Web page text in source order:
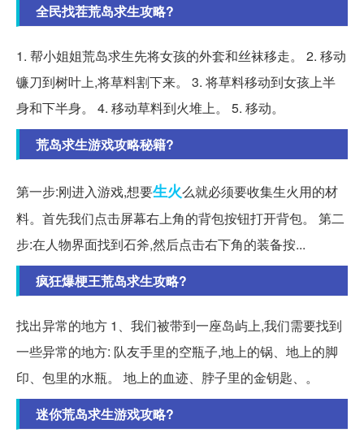
全民找茬荒岛求生攻略?
1. 帮小姐姐荒岛求生先将女孩的外套和丝袜移走。 2. 移动
镰刀到树叶上,将草料割下来。 3. 将草料移动到女孩上半
身和下半身。 4. 移动草料到火堆上。 5. 移动。
荒岛求生游戏攻略秘籍?
第一步:刚进入游戏,想要生火么就必须要收集生火用的材
料。首先我们点击屏幕右上角的背包按钮打开背包。 第二
步:在人物界面找到石斧,然后点击右下角的装备按...
疯狂爆梗王荒岛求生攻略?
找出异常的地方 1、我们被带到一座岛屿上,我们需要找到
一些异常的地方: 队友手里的空瓶子,地上的锅、地上的脚
印、包里的水瓶。 地上的血迹、脖子里的金钥匙、。
迷你荒岛求生游戏攻略?